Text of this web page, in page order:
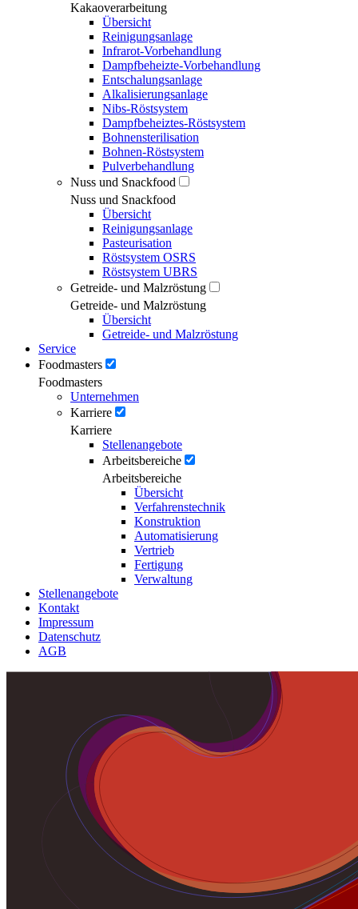
Kakaoverarbeitung
Übersicht
Reinigungsanlage
Infrarot-Vorbehandlung
Dampfbeheizte-Vorbehandlung
Entschalungsanlage
Alkalisierungsanlage
Nibs-Röstsystem
Dampfbeheiztes-Röstsystem
Bohnensterilisation
Bohnen-Röstsystem
Pulverbehandlung
Nuss und Snackfood
Nuss und Snackfood
Übersicht
Reinigungsanlage
Pasteurisation
Röstsystem OSRS
Röstsystem UBRS
Getreide- und Malzröstung
Getreide- und Malzröstung
Übersicht
Getreide- und Malzröstung
Service
Foodmasters
Foodmasters
Unternehmen
Karriere
Karriere
Stellenangebote
Arbeitsbereiche
Arbeitsbereiche
Übersicht
Verfahrenstechnik
Konstruktion
Automatisierung
Vertrieb
Fertigung
Verwaltung
Stellenangebote
Kontakt
Impressum
Datenschutz
AGB